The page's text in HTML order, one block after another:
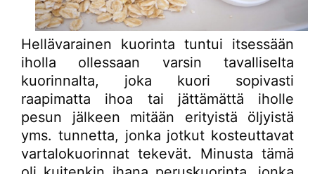
Hellävarainen kuorinta tuntui itsessään
iholla ollessaan varsin tavalliselta
kuorinnalta, joka kuori sopivasti
raapimatta ihoa tai jättämättä iholle
pesun jälkeen mitään erityistä öljyistä
yms. tunnetta, jonka jotkut kosteuttavat
vartalokuorinnat tekevät. Minusta tämä